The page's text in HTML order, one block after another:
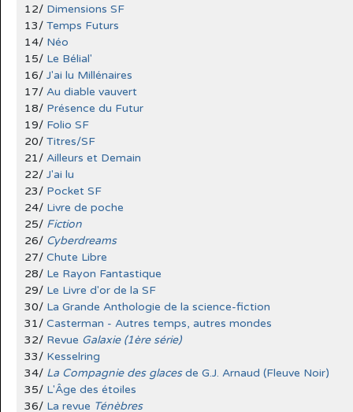
12/ Dimensions SF
13/ Temps Futurs
14/ Néo
15/ Le Bélial'
16/ J'ai lu Millénaires
17/ Au diable vauvert
18/ Présence du Futur
19/ Folio SF
20/ Titres/SF
21/ Ailleurs et Demain
22/ J'ai lu
23/ Pocket SF
24/ Livre de poche
25/ Fiction
26/ Cyberdreams
27/ Chute Libre
28/ Le Rayon Fantastique
29/ Le Livre d'or de la SF
30/ La Grande Anthologie de la science-fiction
31/ Casterman - Autres temps, autres mondes
32/ Revue Galaxie (1ère série)
33/ Kesselring
34/ La Compagnie des glacesde G.J. Arnaud (Fleuve Noir)
35/ L'Âge des étoiles
36/ La revue Ténèbres